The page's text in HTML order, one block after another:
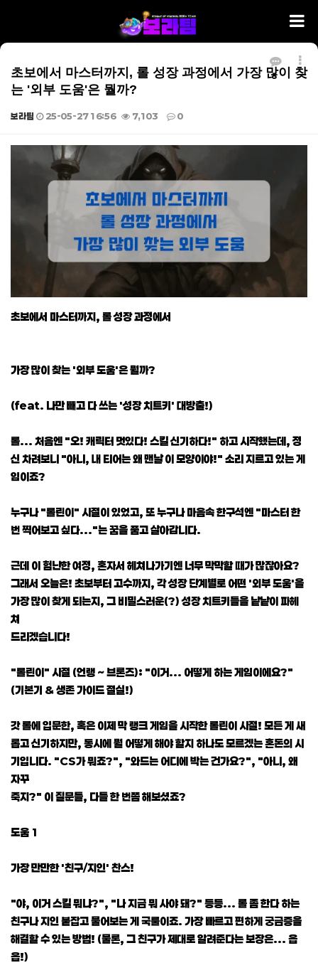
초보에서 마스터까지, 롤 성장 과정에서 가장 많이 찾
는 '외부 도움'은 뭘까?
보라팀 25-05-27 16:56 7,103 0
초보에서 마스터까지, 롤 성장 과정에서
가장 많이 찾는 '외부 도움'은 뭘까?
(feat. 나만 빼고 다 쓰는 '성장 치트키' 대방출!)
롤... 처음엔 "오! 캐릭터 멋있다! 스킬 신기하다!" 하고 시작했는데, 정
신 차려보니 "아니, 내 티어는 왜 맨날 이 모양이야!" 소리 지르고 있는 게
임이죠?
누구나 "롤린이" 시절이 있었고, 또 누구나 마음속 한구석엔 "마스터 한
번 찍어보고 싶다..."는 꿈을 품고 살아갑니다.
근데 이 험난한 여정, 혼자서 헤쳐나가기엔 너무 막막할 때가 많잖아요?
그래서 오늘은! 초보부터 고수까지, 각 성장 단계별로 어떤 '외부 도움'을
가장 많이 찾게 되는지, 그 비밀스러운(?) 성장 치트키들을 낱낱이 파헤
쳐
드리겠습니다!
"롤린이" 시절 (언랭 ~ 브론즈): "이거... 어떻게 하는 게임이에요?"
(기본기 & 생존 가이드 절실!)
갓 롤에 입문한, 혹은 이제 막 랭크 게임을 시작한 롤린이 시절! 모든 게 새
롭고 신기하지만, 동시에 뭘 어떻게 해야 할지 하나도 모르겠는 혼돈의 시
기입니다. "CS가 뭐죠?", "와드는 어디에 박는 건가요?", "아니, 왜
자꾸
죽지?" 이 질문들, 다들 한 번쯤 해보셨죠?
도움 1
가장 만만한 '친구/지인' 찬스!
"야, 이거 스킬 뭐냐?", "나 지금 뭐 사야 돼?" 등등... 롤 좀 한다 하는
친구나 지인 붙잡고 물어보는 게 국룰이죠. 가장 빠르고 편하게 궁금증을
해결할 수 있는 방법! (물론, 그 친구가 제대로 알려준다는 보장은... 읍
읍!)